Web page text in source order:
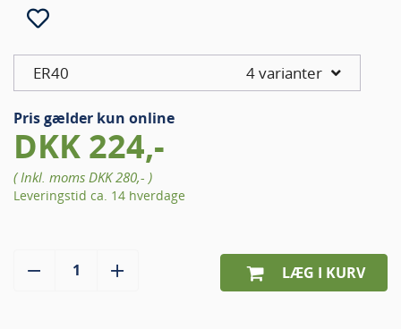
ER40 4 varianter
Pris gælder kun online
DKK 224,-
( Inkl. moms DKK 280,- )
Leveringstid ca. 14 hverdage
LÆG I KURV